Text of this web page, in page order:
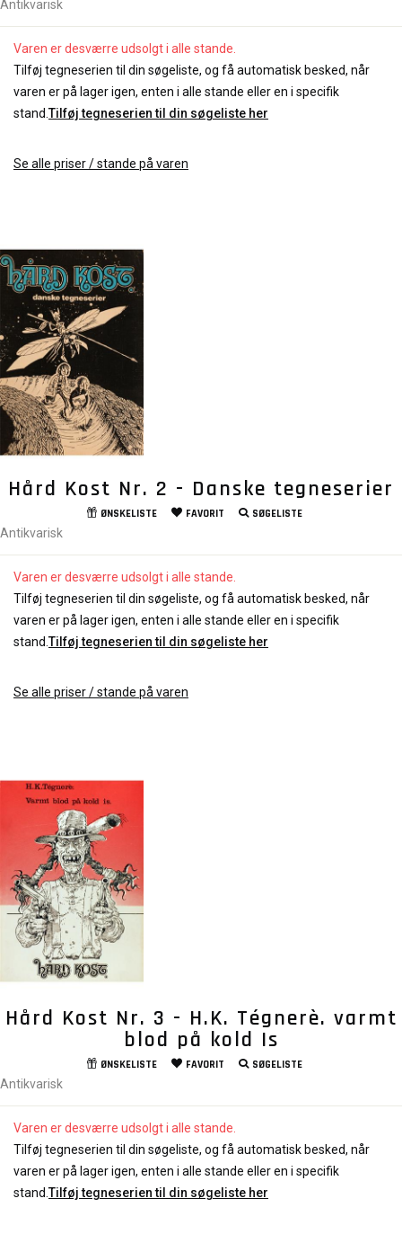
Antikvarisk
Varen er desværre udsolgt i alle stande.
Tilføj tegneserien til din søgeliste, og få automatisk besked, når
varen er på lager igen, enten i alle stande eller en i specifik
stand.Tilføj tegneserien til din søgeliste her
Se alle priser / stande på varen
Hård Kost Nr. 2 - Danske tegneserier
ØNSKELISTE FAVORIT SØGELISTE
Antikvarisk
Varen er desværre udsolgt i alle stande.
Tilføj tegneserien til din søgeliste, og få automatisk besked, når
varen er på lager igen, enten i alle stande eller en i specifik
stand.Tilføj tegneserien til din søgeliste her
Se alle priser / stande på varen
Hård Kost Nr. 3 - H.K. Tégnerè. varmt
blod på kold Is
ØNSKELISTE FAVORIT SØGELISTE
Antikvarisk
Varen er desværre udsolgt i alle stande.
Tilføj tegneserien til din søgeliste, og få automatisk besked, når
varen er på lager igen, enten i alle stande eller en i specifik
stand. Tilføj tegneserien til din søgeliste her